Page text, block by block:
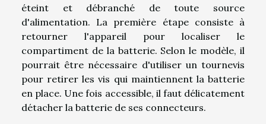
éteint et débranché de toute source
d'alimentation. La première étape consiste à
retourner l'appareil pour localiser le
compartiment de la batterie. Selon le modèle, il
pourrait être nécessaire d'utiliser un tournevis
pour retirer les vis qui maintiennent la batterie
en place. Une fois accessible, il faut délicatement
détacher la batterie de ses connecteurs.